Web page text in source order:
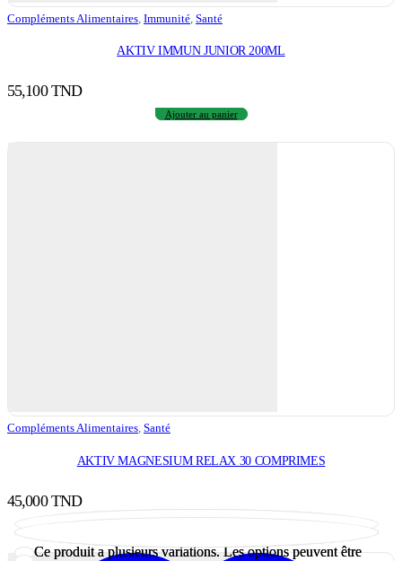
Compléments Alimentaires Immunité Santé
AKTIV IMMUN JUNIOR 200ML
55,100TND
Ajouter au panier
Compléments Alimentaires, Santé
AKTIV MAGNESIUM RELAX 30 COMPRIMES
45,000TND
Ce produit a plusieurs variations. Les options peuvent être
Ce produit a plusieurs variations. Les options peuvent être